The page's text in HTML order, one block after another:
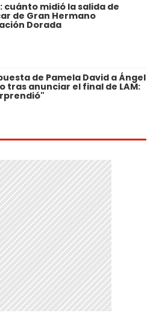
cuánto midió la salida de
de Gran Hermano
Dorada
de Pamela David a Ángel
tras anunciar el final de LAM: